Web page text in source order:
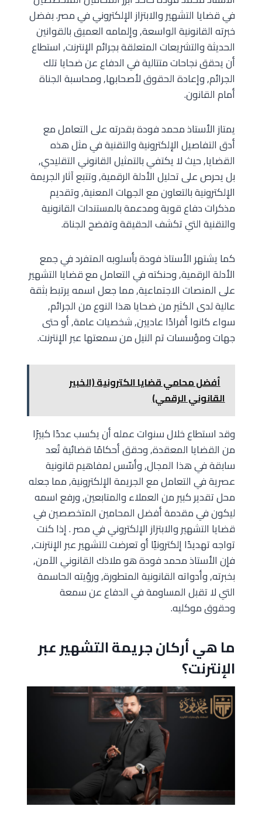
في قضايا التشهير والابتزاز الإلكتروني في مصر. بفضل
خبرته القانونية الواسعة, وإلمامه العميق بالقوانين
الحديثة والتشريعات المتعلقة بجرائم الإنترنت, استطاع
أن يحقق نجاحات متتالية في الدفاع عن ضحايا تلك
الجرائم, وإعادة الحقوق لأصحابها, ومحاسبة الجناة
أمام القانون.
يمتاز الأستاذ محمد فودة بقدرته على التعامل مع
أدق التفاصيل الإلكترونية والتقنية في مثل هذه
القضايا, حيث لا يكتفي بالتمثيل القانوني التقليدي,
بل يحرص على تحليل الأدلة الرقمية, وتتبع آثار الجريمة
الإلكترونية بالتعاون مع الجهات المعنية, وتقديم
مذكرات دفاع قوية ومدعمة بالمستندات القانونية
والتقنية التي تكشف الحقيقة وتفضح الجناة.
كما يشتهر الأستاذ فودة بأسلوبه المتفرد في جمع
الأدلة الرقمية, وحنكته في التعامل مع قضايا التشهير
على المنصات الاجتماعية, مما جعل اسمه يرتبط بثقة
عالية لدى الكثير من ضحايا هذا النوع من الجرائم,
سواء كانوا أفرادًا عاديين, شخصيات عامة, أو حتى
جهات ومؤسسات تم النيل من سمعتها عبر الإنترنت.
أفضل محامي قضايا الكترونية (الخبير
القانوني الرقمي)
وقد استطاع خلال سنوات عمله أن يكسب عددًا كبيرًا
من القضايا المعقدة, وحقق أحكامًا قضائية تُعد
سابقة في هذا المجال, وأسّس لمفاهيم قانونية
عصرية في التعامل مع الجريمة الإلكترونية, مما جعله
محل تقدير كبير من العملاء والمتابعين, ورفع اسمه
ليكون في مقدمة أفضل المحامين المتخصصين في
قضايا التشهير والابتزاز الإلكتروني في مصر . إذا كنت
تواجه تهديدًا إلكترونيًا أو تعرضت للتشهير عبر الإنترنت,
فإن الأستاذ محمد فودة هو ملاذك القانوني الآمن,
بخبرته, وأدواته القانونية المتطورة, ورؤيته الحاسمة
التي لا تقبل المساومة في الدفاع عن سمعة
وحقوق موكليه.
ما هي أركان جريمة التشهير عبر
الإنترنت؟